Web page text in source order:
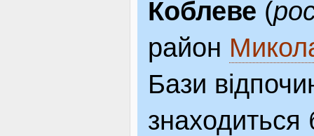
ВІДВІДУВАЧАМ
Коблеве (
район
Бази
знаходиться